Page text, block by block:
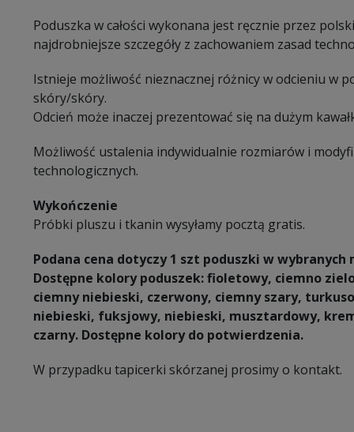
Poduszka w całości wykonana jest ręcznie przez
najdrobniejsze szczegóły z zachowaniem zasad
Istnieje możliwość nieznacznej różnicy w odcieniu w
skóry/skóry.
Odcień może inaczej prezentować się na dużym
Możliwość ustalenia indywidualnie rozmiarów i
technologicznych.
Wykończenie
Próbki pluszu i tkanin wysyłamy pocztą gratis.
Podana cena dotyczy 1 szt poduszki w wybranych
Dostępne kolory poduszek: fioletowy, ciemno
ciemny niebieski, czerwony, ciemny szary,
niebieski, fuksjowy, niebieski, musztardowy,
czarny. Dostępne kolory do potwierdzenia.
W przypadku tapicerki skórzanej prosimy o kontakt.